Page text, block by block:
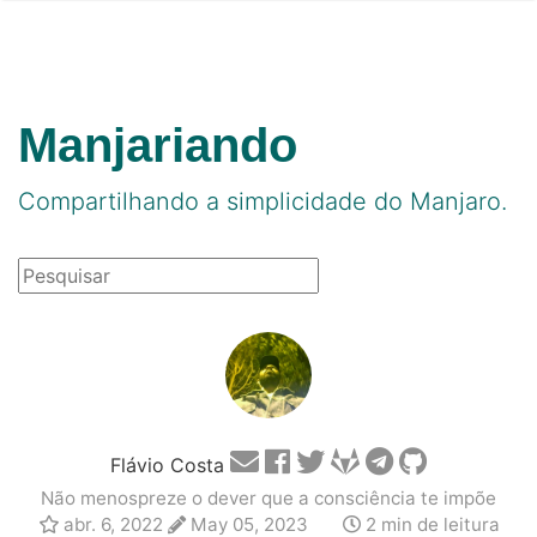
Manjariando
Compartilhando a simplicidade do Manjaro.
Flávio Costa
Não menospreze o dever que a consciência te impõe
abr. 6, 2022
May 05, 2023 2 min de leitura